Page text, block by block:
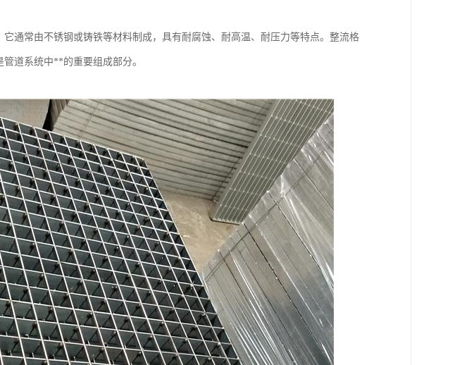
通常由不锈钢或铸铁等材料制成，具有耐腐蚀、耐高温、耐压力等特点。整流格
道系统中**的重要组成部分。